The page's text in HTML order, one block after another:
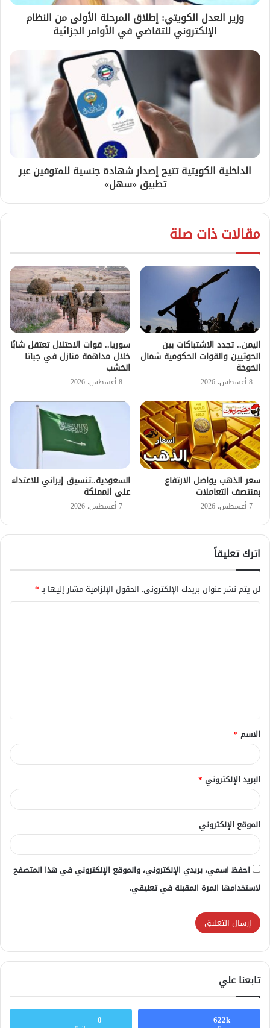
وزير العدل الكويتي: إطلاق المرحلة الأولى من النظام
الإلكتروني للتقاضي في الأوامر الجزائية
الداخلية الكويتية تتيح إصدار شهادة جنسية للمتوفين عبر
تطبيق «سهل»
مقالات ذات صلة
اليمن.. تجدد الاشتباكات بين
الحوثيين والقوات الحكومية شمال
الخوخة
8 أغسطس، 2026
سوريا.. قوات الاحتلال تعتقل شابًا
خلال مداهمة منازل في جباتا
الخشب
8 أغسطس، 2026
سعر الذهب يواصل الارتفاع
بمنتصف التعاملات
7 أغسطس، 2026
السعودية..تنسيق إيراني للاعتداء
على المملكة
7 أغسطس، 2026
اترك تعليقاً
لن يتم نشر عنوان بريدك الإلكتروني. الحقول الإلزامية مشار إليها بـ*
ق
*
الاسم *
البريد الإلكتروني *
الموقع الإلكتروني
احفظ اسمي، بريدي الإلكتروني، والموقع الإلكتروني في هذا المتصفح
لاستخدامها المرة المقبلة في تعليقي.
تابعنا علي
622k
0